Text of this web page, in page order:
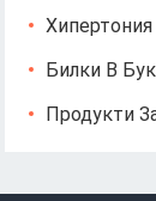
Хипертония
Билки В
Продукти